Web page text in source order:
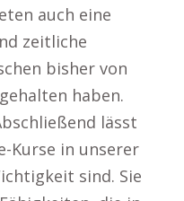
auch eine
zeitliche
bisher von
haben.
lässt
Kurse in unserer
sind. Sie